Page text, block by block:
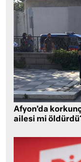
Afyon’da
ailesi mi